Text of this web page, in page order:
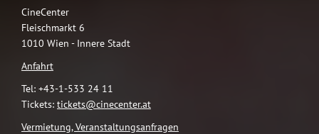
CineCenter
Fleischmarkt 6
1010 Wien - Innere Stadt
Anfahrt
Tel: +43-1-533 24 11
Tickets: tickets@cinecenter.at
Vermietung, Veranstaltungsanfragen